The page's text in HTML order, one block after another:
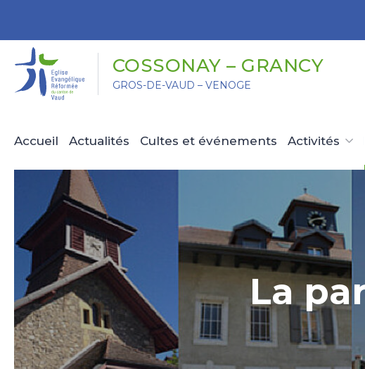
COSSONAY – GRANCY
GROS-DE-VAUD – VENOGE
Accueil Actualités Cultes et événements Activités
La